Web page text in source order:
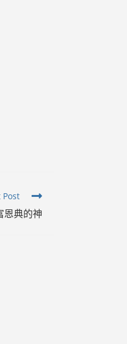
Post
恩典的神